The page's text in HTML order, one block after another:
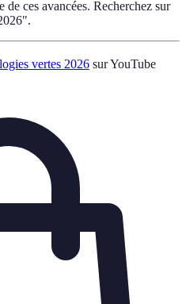
de ces avancées. Recherchez sur
vertes 2026 sur YouTube